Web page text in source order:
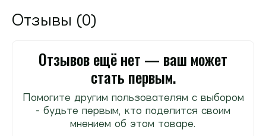
Отзывы (0)
Отзывов ещё нет — ваш может
стать первым.
Помогите другим пользователям с выбором
- будьте первым, кто поделится своим
мнением об этом товаре.